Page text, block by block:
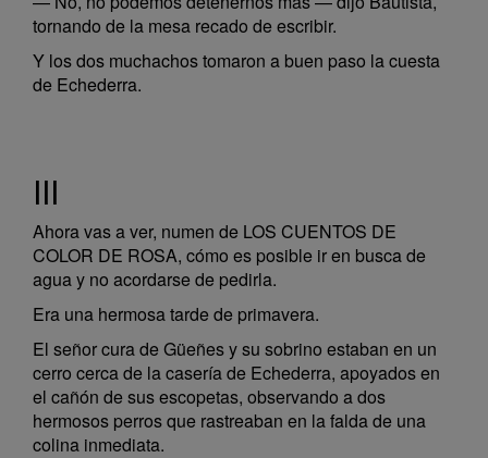
tornando de la mesa recado de escribir.
Y los dos muchachos tomaron a buen paso la cuesta
de Echederra.
III
Ahora vas a ver, numen de LOS CUENTOS DE
COLOR DE ROSA, cómo es posible ir en busca de
agua y no acordarse de pedirla.
Era una hermosa tarde de primavera.
El señor cura de Güeñes y su sobrino estaban en un
cerro cerca de la casería de Echederra, apoyados en
el cañón de sus escopetas, observando a dos
hermosos perros que rastreaban en la falda de una
colina inmediata.